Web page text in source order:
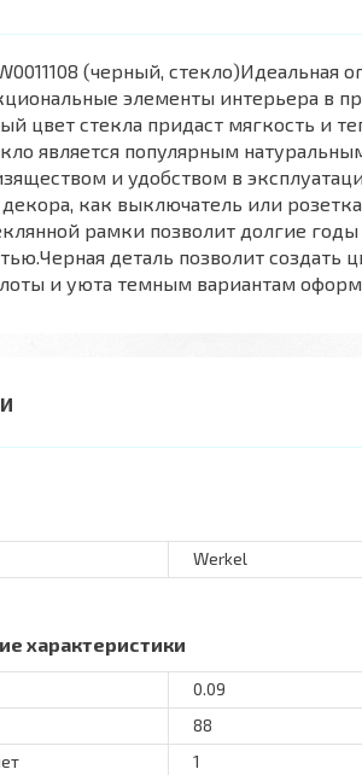
(черный, стекло)Идеальная
элементы интерьера в
цвет стекла придаст мягкость и
является популярным
и удобством в
как выключатель или
рамки позволит долгие
деталь позволит создать
и уюта темным вариантам
Werkel
характеристики
0.09
88
1